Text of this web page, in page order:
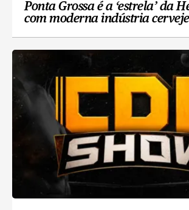
Ponta Grossa é a ‘estrela’ da
com moderna indústria